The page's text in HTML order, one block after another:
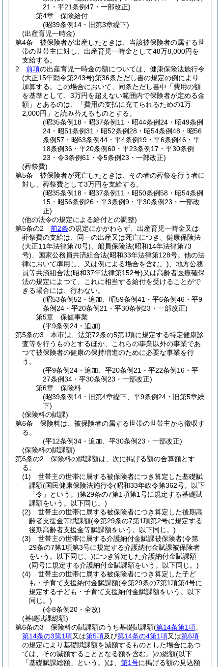
21・平21条例47・一部改正)
第4章
保険給付
(昭39条例14・旧第3章繰下)
(出産育児一時金)
第4条
被保険者が出産したときは、当該被保険者の属する世
帯の世帯主に対し、出産育児一時金として48万8,000円を
支給する。
2
前項の出産育児一時金の額については、健康保険法施行令
(大正15年勅令第243号)第36条ただし書の規定の例により
加算する。
この場合において、同条ただし書中「費用の額
を基準として、3万円を超えない範囲内で保険者が定める金
額」とあるのは、「費用の支払に充てられるための1万
2,000円」と読み替えるものとする。
(昭35条例18・昭37条例11・昭44条例24・昭49条例
24・昭51条例31・昭52条例28・昭54条例48・昭56
条例57・昭63条例44・平4条例19・平6条例46・平
18条例36・平20条例60・平23条例17・平30条例
23・令3条例61・令5条例23・一部改正)
(葬祭費)
第5条
被保険者が死亡したときは、その者の葬祭を行う者に
対し、葬祭費として3万円を支給する。
(昭35条例18・昭37条例11・昭50条例58・昭54条例
15・昭56条例26・平3条例9・平30条例23・一部改
正)
(他の法令の規定による給付との調整)
第5条の2
前2条の規定にかかわらず、出産育児一時金又は
葬祭費の支給は、同一の出産又は死亡につき、健康保険法
(大正11年法律第70号) 、船員保険法(昭和14年法律第73
号) 、国家公務員共済組合法(昭和33年法律第128号。他の法
律において準用し、又は例による場合を含む。) 、地方公務
員等共済組合法(昭和37年法律第152号)又は高齢者医療確保
法の規定によつて、これに相当する給付を受けることがで
きる場合には、行わない。
(昭53条例52・追加、昭59条例41・平6条例46・平9
条例24・平20条例21・平30条例23・一部改正)
第5章
保健事業
(平9条例24・追加)
第5条の3
本市は、法第72条の5第1項に規定する特定健康診
査等を行うものとするほか、これらの事業以外の事業であ
つて被保険者の健康の保持増進のために必要な事業を行
う。
(平9条例24・追加、平20条例21・平22条例16・平
27条例34・平30条例23・一部改正)
第6章
保険料
(昭39条例14・旧第4章繰下、平9条例24・旧第5章繰
下)
(保険料の賦課)
第6条
保険料は、被保険者の属する世帯の世帯主から徴収す
る。
(平12条例34・追加、平30条例23・一部改正)
(保険料の賦課額)
第6条の2
保険料の賦課額は、次に掲げる額の合算額とす
る。
(1)
世帯主の世帯に属する被保険者につき算定した基礎賦
課額(国民健康保険法施行令(昭和33年政令第362号。以下
「令」という。)第29条の7第1項第1号に規定する基礎賦
課額をいう。以下同じ。)
(2)
世帯主の世帯に属する被保険者につき算定した後期高
齢者支援金等賦課額(令第29条の7第1項第2号に規定する
後期高齢者支援金等賦課額をいう。以下同じ。)
(3)
世帯主の世帯に属する介護納付金賦課被保険者(令第
29条の7第1項第3号に規定する介護納付金賦課被保険者
をいう。以下同じ。)につき算定した介護納付金賦課額
(同号に規定する介護納付金賦課額をいう。以下同じ。)
(4)
世帯主の世帯に属する被保険者につき算定した子ど
も・子育て支援納付金賦課額(令第29条の7第1項第4号に
規定する子ども・子育て支援納付金賦課額をいう。以下
同じ。)
(令8条例20・全改)
(基礎賦課総額)
第6条の3
保険料の賦課額のうち基礎賦課額(第14条第1項
第14条の3第1項又は第5項及び第14条の4第1項又は第6項
の規定により基礎賦課額を減額するものとした場合にあつ
ては、その減額することとなる額を含む。)の総額(以下
「基礎賦課総額」という。)は、 第1号に掲げる額の見込額